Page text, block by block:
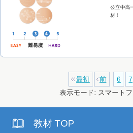
公立中高
材！
最初
前 6 7
表示モード: スマート
教材 TOP